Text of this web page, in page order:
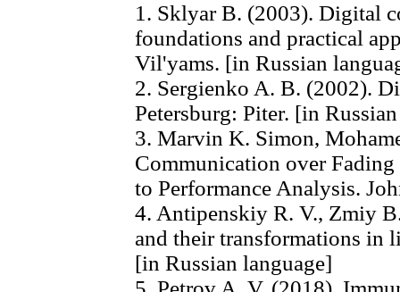
1. Sklyar B. (2003). Digital
foundations and practical
Vil'yams. [in Russian
2. Sergienko A. B. (2002).
Petersburg: Piter. [in
3. Marvin K. Simon,
Communication over
to Performance Analysis.
4. Antipenskiy R. V., Zmiy
and their transformations in
[in Russian language]